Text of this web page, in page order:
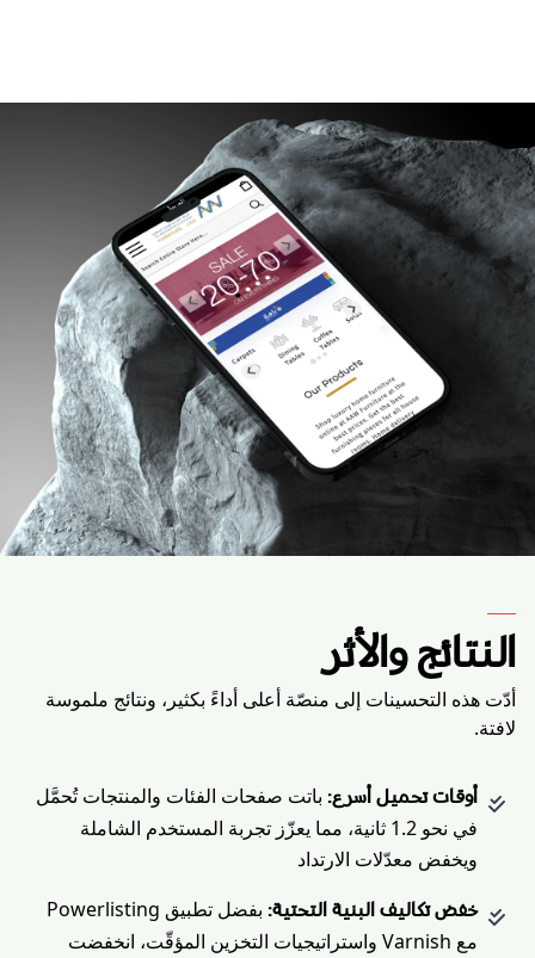
النتائج والأثر
أدّت هذه التحسينات إلى منصّة أعلى أداءً بكثير، ونتائج ملموسة
لافتة.
أوقات تحميل أسرع: باتت صفحات الفئات والمنتجات تُحمَّل
في نحو 1.2 ثانية، مما يعزّز تجربة المستخدم الشاملة
ويخفض معدّلات الارتداد
خفض تكاليف البنية التحتية:
بفضل تطبيق Powerlisting
مع Varnish واستراتيجيات التخزين المؤقّت، انخفضت